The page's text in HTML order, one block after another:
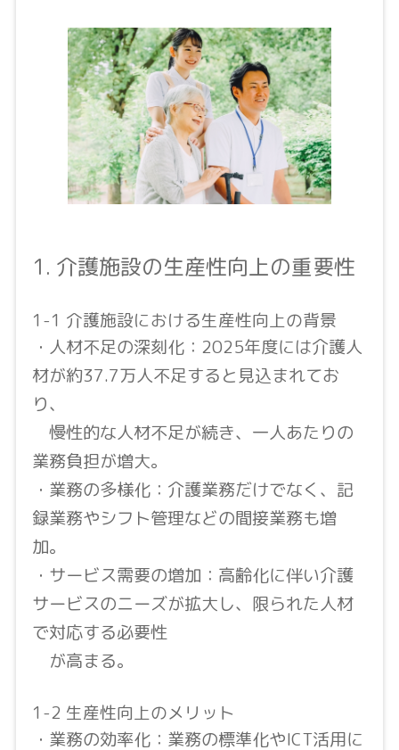
1. 介護施設の生産性向上の重要性
1-1 介護施設における生産性向上の背景
・人材不足の深刻化：2025年度には介護人
材が約37.7万人不足すると見込まれてお
り、
慢性的な人材不足が続き、一人あたりの
業務負担が増大。
・業務の多様化：介護業務だけでなく、記
録業務やシフト管理などの間接業務も増
加。
・サービス需要の増加：高齢化に伴い介護
サービスのニーズが拡大し、限られた人材
で対応する必要性
が高まる。
1-2 生産性向上のメリット
・業務の効率化：業務の標準化やICT活用に